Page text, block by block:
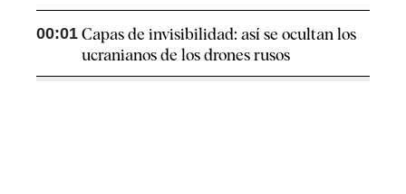
00:01 Capas de invisibilidad: así se ocultan los
ucranianos de los drones rusos